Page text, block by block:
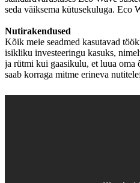
seda väiksema kütusekuluga. Eco
Kõik meie seadmed kasutavad
isikliku investeeringu kasuks,
ja rütmi kui gaasikulu, et luua oma